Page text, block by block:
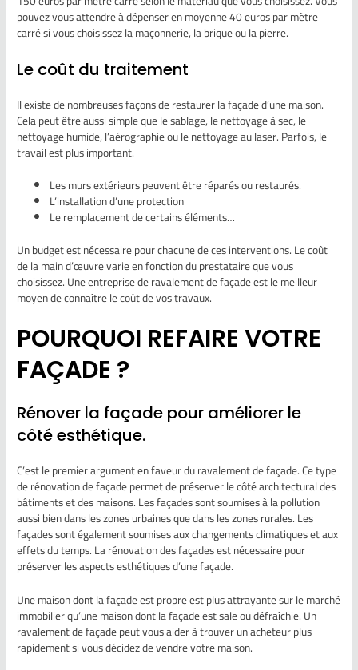
pouvez vous attendre à dépenser en moyenne 40 euros par mètre
carré si vous choisissez la maçonnerie, la brique ou la pierre.
Le coût du traitement
Il existe de nombreuses façons de restaurer la façade d’une maison.
Cela peut être aussi simple que le sablage, le nettoyage à sec, le
nettoyage humide, l’aérographie ou le nettoyage au laser. Parfois, le
travail est plus important.
Les murs extérieurs peuvent être réparés ou restaurés.
L’installation d’une protection
Le remplacement de certains éléments…
Un budget est nécessaire pour chacune de ces interventions. Le coût
de la main d’œuvre varie en fonction du prestataire que vous
choisissez. Une entreprise de ravalement de façade est le meilleur
moyen de connaître le coût de vos travaux.
POURQUOI REFAIRE VOTRE
FAÇADE ?
Rénover la façade pour améliorer le
côté esthétique.
C’est le premier argument en faveur du ravalement de façade. Ce type
de rénovation de façade permet de préserver le côté architectural des
bâtiments et des maisons. Les façades sont soumises à la pollution
aussi bien dans les zones urbaines que dans les zones rurales. Les
façades sont également soumises aux changements climatiques et aux
effets du temps. La rénovation des façades est nécessaire pour
préserver les aspects esthétiques d’une façade.
Une maison dont la façade est propre est plus attrayante sur le marché
immobilier qu’une maison dont la façade est sale ou défraîchie. Un
ravalement de façade peut vous aider à trouver un acheteur plus
rapidement si vous décidez de vendre votre maison.